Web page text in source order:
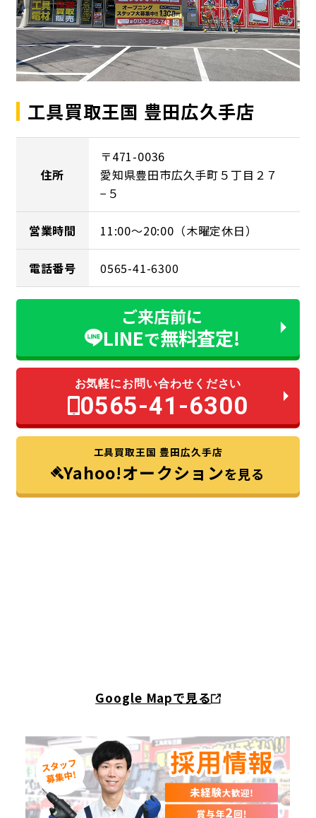
工具買取王国 豊田広久手店
住所
〒471-0036
愛知県豊田市広久手町５丁目２７
−５
営業時間 11:00～20:00（木曜定休日）
電話番号 0565-41-6300
ご来店前に
LINEで無料査定!
お気軽にお問い合わせください
0565-41-6300
工具買取王国 豊田広久手店
Yahoo!オークションを見る
Google Mapで見る